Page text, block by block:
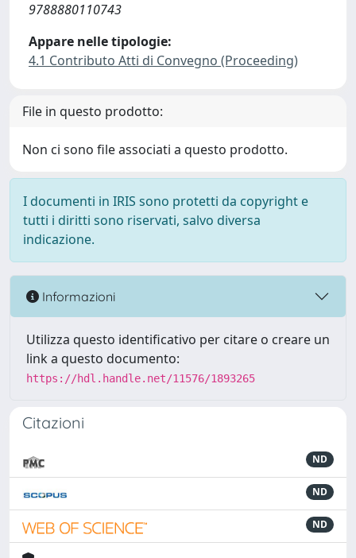
9788880110743
Appare nelle tipologie:
4.1 Contributo Atti di Convegno (Proceeding)
File in questo prodotto:
Non ci sono file associati a questo prodotto.
I documenti in IRIS sono protetti da copyright e
tutti i diritti sono riservati, salvo diversa
indicazione.
Informazioni
Utilizza questo identificativo per citare o creare un
link a questo documento:
https://hdl.handle.net/11576/1893265
Citazioni
ND
ND
ND